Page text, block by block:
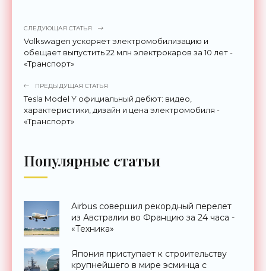
СЛЕДУЮЩАЯ СТАТЬЯ
Volkswagen ускоряет электромобилизацию и
обещает выпустить 22 млн электрокаров за 10 лет -
«Транспорт»
ПРЕДЫДУЩАЯ СТАТЬЯ
Tesla Model Y официальный дебют: видео,
характеристики, дизайн и цена электромобиля -
«Транспорт»
Популярные статьи
Airbus совершил рекордный перелет
из Австралии во Францию за 24 часа -
«Техника»
Япония приступает к строительству
крупнейшего в мире эсминца с